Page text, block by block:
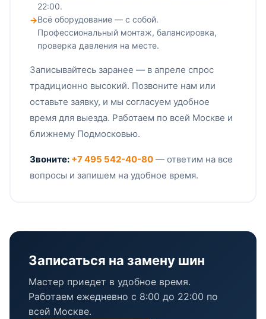
22:00.
Всё оборудование — с собой.
Профессиональный монтаж, балансировка,
проверка давления на месте.
Записывайтесь заранее — в апреле спрос
традиционно высокий. Позвоните нам или
оставьте заявку, и мы согласуем удобное
время для выезда. Работаем по всей Москве и
ближнему Подмосковью.
Звоните: +7 495 542-40-80— ответим на все
вопросы и запишем на удобное время.
Записаться на замену шин
Мастер приедет в удобное время.
Работаем ежедневно с 8:00 до 22:00 по
всей Москве.